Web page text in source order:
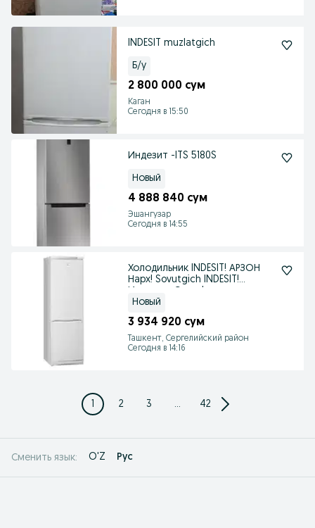
INDESIT muzlatgich
Б/у
2 800 000 сум
Каган
Сегодня в 15:50
Индезит -ITS 5180S
Новый
4 888 840 сум
Эшангузар
Сегодня в 14:55
Холодильник INDESIT! АРЗОН
Нарх! Sovutgich INDESIT!
Новый
3 934 920 сум
Ташкент, Сергелийский район
Сегодня в 14:16
1 2 3 ... 42
Сменить язык: O'Z Рус